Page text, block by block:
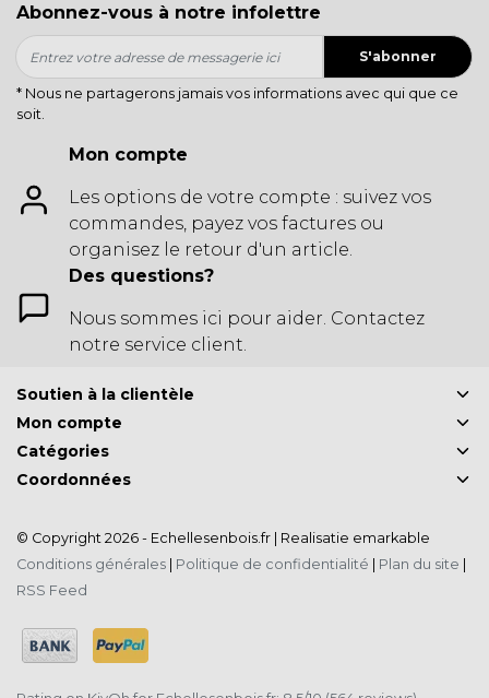
Abonnez-vous à notre infolettre
S'abonner
* Nous ne partagerons jamais vos informations avec qui que ce
soit.
Mon compte
Les options de votre compte : suivez vos
commandes, payez vos factures ou
organisez le retour d'un article.
Des questions?
Nous sommes ici pour aider. Contactez
notre service client.
Soutien à la clientèle
Mon compte
Catégories
Coordonnées
© Copyright 2026 - Echellesenbois.fr | Realisatie emarkable
Conditions générales
Politique de confidentialité Plan du site
RSS Feed